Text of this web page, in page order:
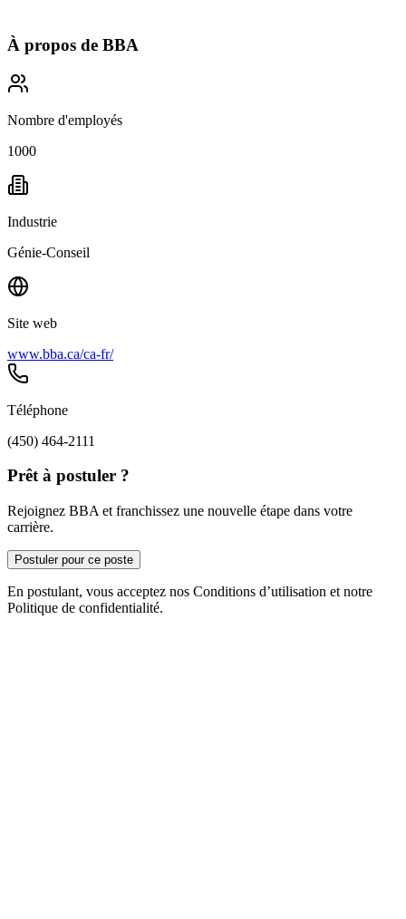
À propos de BBA
Nombre d'employés
1000
Industrie
Génie-Conseil
Site web
www.bba.ca/ca-fr/
Téléphone
(450) 464-2111
Prêt à postuler ?
Rejoignez BBA et franchissez une nouvelle étape dans votre
carrière.
Postuler pour ce poste
En postulant, vous acceptez nos Conditions d’utilisation et notre
Politique de confidentialité.